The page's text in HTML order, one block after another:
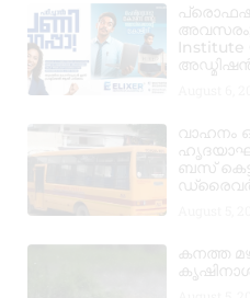
അവസരം;
വാഹനം
ബസ്
ഡ്രൈവർ
കനത്ത